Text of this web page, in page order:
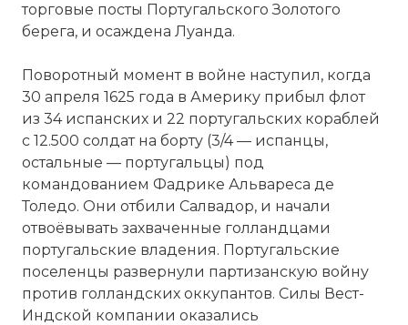
торговые посты Португальского Золотого
берега, и осаждена Луанда.
Поворотный момент в войне наступил, когда
30 апреля 1625 года в Америку прибыл флот
из 34 испанских и 22 португальских кораблей
с 12.500 солдат на борту (3/4 — испанцы,
остальные — португальцы) под
командованием Фадрике Альвареса де
Толедо. Они отбили Салвадор, и начали
отвоёвывать захваченные голландцами
португальские владения. Португальские
поселенцы развернули партизанскую войну
против голландских оккупантов. Силы Вест-
Индской компании оказались